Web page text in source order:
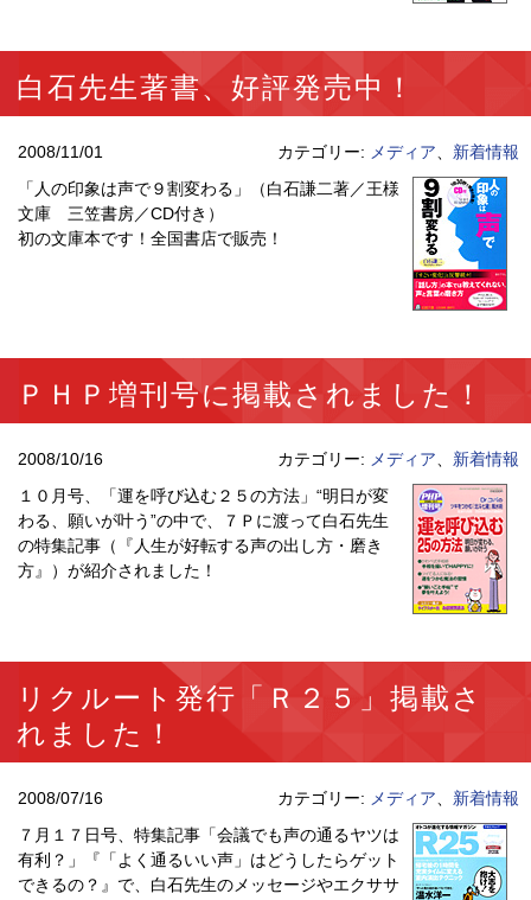
白石先生著書、好評発売中！
2008/11/01 カテゴリー: メディア
新着情報
「人の印象は声で９割変わる」（白石謙二著／王様
文庫 三笠書房／CD付き）
初の文庫本です！全国書店で販売！
ＰＨＰ増刊号に掲載されました！
2008/10/16 カテゴリー: メディア
新着情報
１０月号、「運を呼び込む２５の方法」“明日が変
わる、願いが叶う”の中で、７Ｐに渡って白石先生
の特集記事（『人生が好転する声の出し方・磨き
方』）が紹介されました！
リクルート発行「Ｒ２５」掲載さ
れました！
2008/07/16 カテゴリー: メディア
新着情報
７月１７日号、特集記事「会議でも声の通るヤツは
有利？」『「よく通るいい声」はどうしたらゲット
できるの？』で、白石先生のメッセージやエクササ